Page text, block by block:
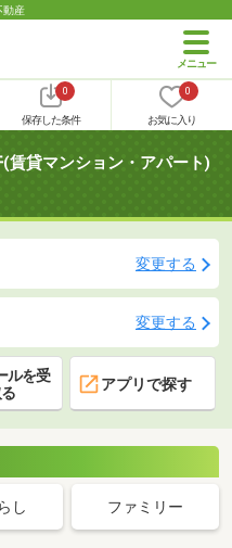
動産
0
保存した条件
0
お気に入り
(賃貸マンション・アパート)
変更する
変更する
ルを受
アプリで探す
し ファミリー